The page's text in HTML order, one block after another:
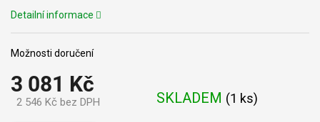
3 081 Kč
2 546 Kč bez DPH SKLADEM (1 ks)
Možnosti doručení
Detailní informace